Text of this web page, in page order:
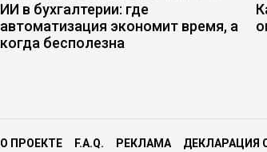
ИИ в бухгалтерии: где
автоматизация экономит время, а
когда бесполезна
О ПРОЕКТЕ F.A.Q. РЕКЛАМА ДЕКЛАРАЦИЯ